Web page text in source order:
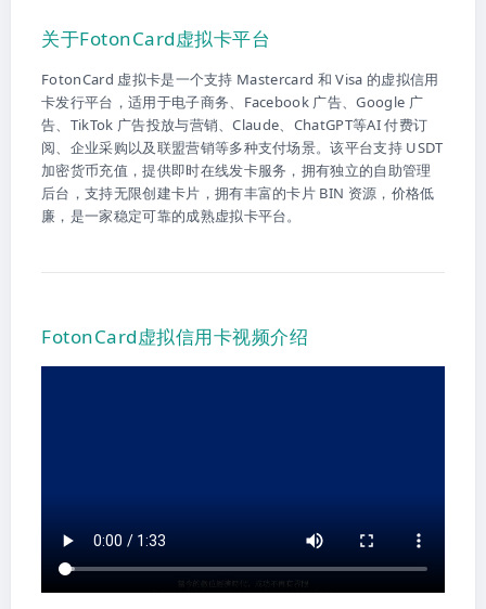
关于FotonCard虚拟卡平台
FotonCard 虚拟卡是一个支持 Mastercard 和 Visa 的虚拟信用
卡发行平台，适用于电子商务、Facebook 广告、Google 广
告、TikTok 广告投放与营销、Claude、ChatGPT等AI 付费订
阅、企业采购以及联盟营销等多种支付场景。该平台支持 USDT
加密货币充值，提供即时在线发卡服务，拥有独立的自助管理
后台，支持无限创建卡片，拥有丰富的卡片 BIN 资源，价格低
廉，是一家稳定可靠的成熟虚拟卡平台。
FotonCard虚拟信用卡视频介绍